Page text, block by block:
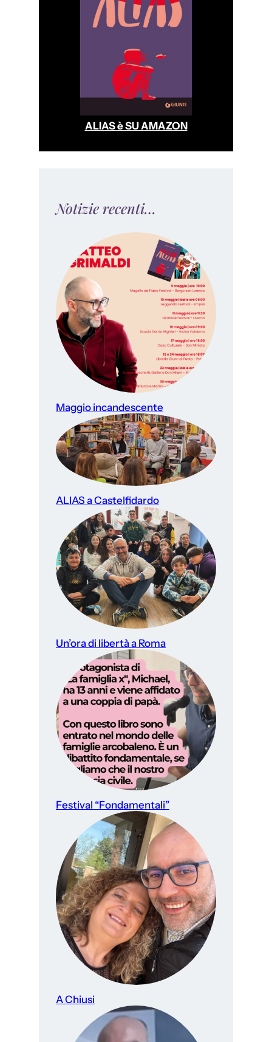
ALIAS è SU AMAZON
Notizie recenti…
Maggio incandescente
ALIAS a Castelfidardo
Un’ora di libertà a Roma
Festival “Fondamentali”
A Chiusi